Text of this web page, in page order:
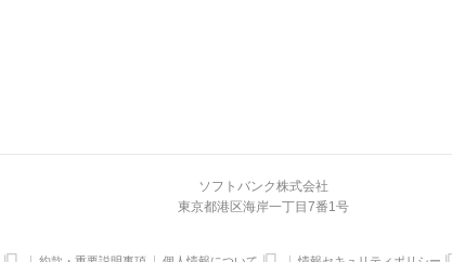
ソフトバンク株式会社
東京都港区海岸一丁目7番1号